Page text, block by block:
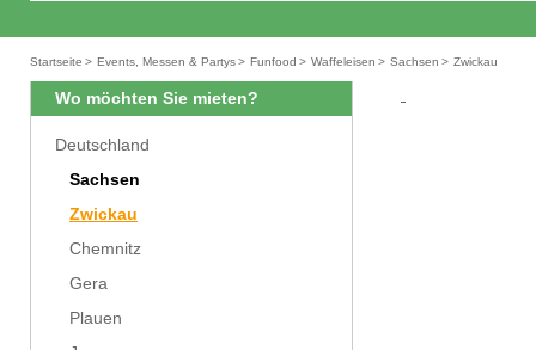
Startseite > Events, Messen & Partys> Funfood > Waffeleisen > Sachsen > Zwickau
Wo möchten Sie mieten?
Deutschland
Sachsen
Zwickau
Chemnitz
Gera
Plauen